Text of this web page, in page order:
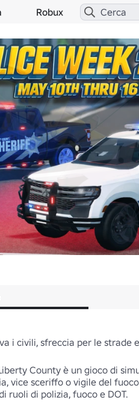
Robux
i civili, sfreccia per le
County è un gioco di
vice sceriffo o vigile del
ruoli di polizia, fuoco e DOT.